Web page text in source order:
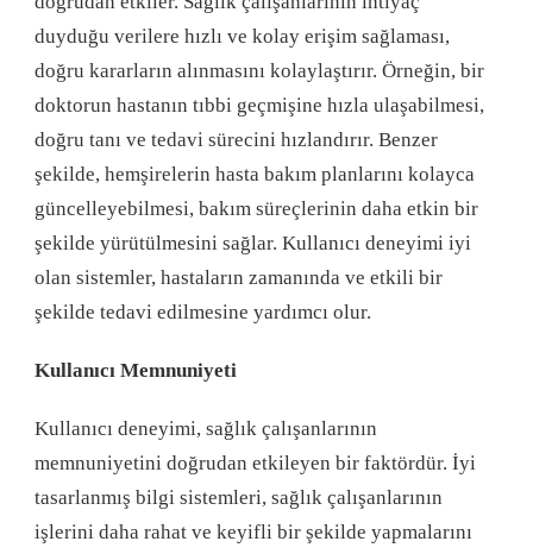
duyduğu verilere hızlı ve kolay erişim sağlaması,
doğru kararların alınmasını kolaylaştırır. Örneğin, bir
doktorun hastanın tıbbi geçmişine hızla ulaşabilmesi,
doğru tanı ve tedavi sürecini hızlandırır. Benzer
şekilde, hemşirelerin hasta bakım planlarını kolayca
güncelleyebilmesi, bakım süreçlerinin daha etkin bir
şekilde yürütülmesini sağlar. Kullanıcı deneyimi iyi
olan sistemler, hastaların zamanında ve etkili bir
şekilde tedavi edilmesine yardımcı olur.
Kullanıcı Memnuniyeti
Kullanıcı deneyimi, sağlık çalışanlarının
memnuniyetini doğrudan etkileyen bir faktördür. İyi
tasarlanmış bilgi sistemleri, sağlık çalışanlarının
işlerini daha rahat ve keyifli bir şekilde yapmalarını